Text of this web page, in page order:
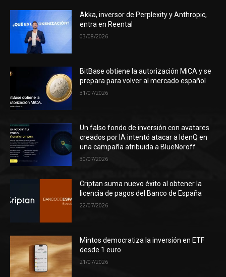
Akka, inversor de Perplexity y Anthropic,
entra en Reental
03/08/2026
BitBase obtiene la autorización MiCA y se
prepara para volver al mercado español
31/07/2026
Un falso fondo de inversión con avatares
creados por IA intentó atacar a IdenQ en
una campaña atribuida a BlueNoroff
30/07/2026
Criptan suma nuevo éxito al obtener la
licencia de pagos del Banco de España
22/07/2026
Mintos democratiza la inversión en ETF
desde 1 euro
21/07/2026